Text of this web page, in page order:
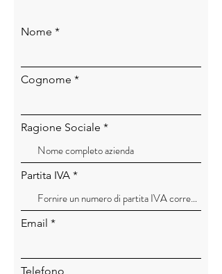
Nome
Cognome
Ragione Sociale
Partita IVA
Email
Telefono